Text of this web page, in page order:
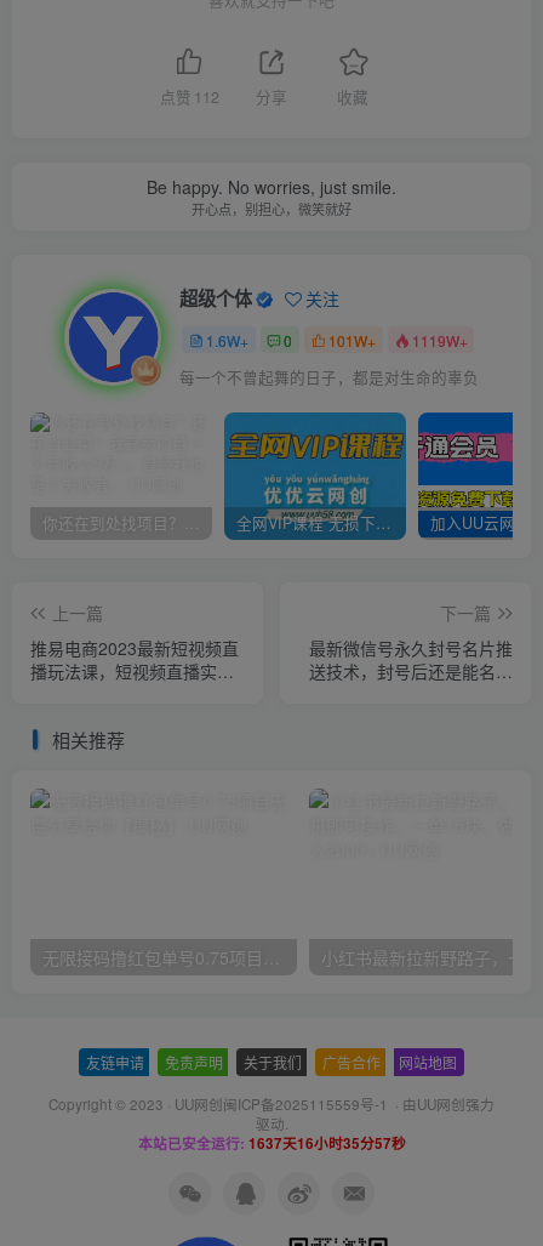
点赞 112 分享 收藏
Be happy. No worries, just smile.
开心点，别担心，微笑就好
超级个体 关注
1.6W+ 0 101W+ 1119W+
每一个不曾起舞的日子，都是对生命的辜负
你还在到处找项目？还在当韭菜？我靠卖项目一个月收入5万+，曾经我也是个失败者。 全网VIP课程 无损下载~
上一篇
推易电商2023最新短视频直
播玩法课，短视频直播实
下一篇
最新微信号永久封号名片推
送技术，封号后还是能名片
相关推荐
无限接码撸红包单号0.75项目无偿分享给你【揭秘】
友链申请 免责声明 关于我们 广告合作 网站地图
Copyright © 2023 · UU网创闽ICP备2025115559号-1 · 由UU网创强力
驱动.
本站已安全运行: 1637天16小时35分58秒